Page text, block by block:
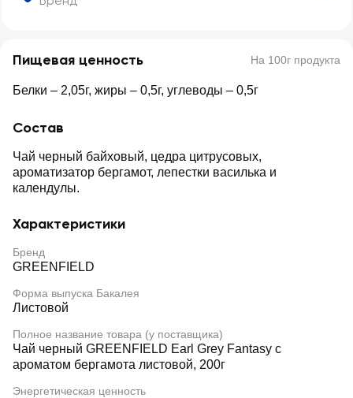
Пищевая ценность На 100г продукта
Белки – 2,05г, жиры – 0,5г, углеводы – 0,5г
Состав
Чай черный байховый, цедра цитрусовых,
ароматизатор бергамот, лепестки василька и
календулы.
Характеристики
Бренд
GREENFIELD
Форма выпуска Бакалея
Листовой
Полное название товара (у поставщика)
Чай черный GREENFIELD Earl Grey Fantasy с
ароматом бергамота листовой, 200г
Энергетическая ценность